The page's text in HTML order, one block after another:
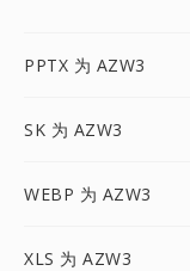
PPTX 为 AZW3
SK 为 AZW3
WEBP 为 AZW3
XLS 为 AZW3